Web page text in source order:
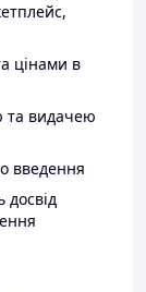
цінами в
та видачею
введення